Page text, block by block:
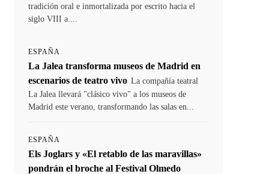
tradición oral e inmortalizada por escrito hacia el
siglo VIII a....
ESPAÑA
La Jalea transforma museos de Madrid en
escenarios de teatro vivo La compañía teatral
La Jalea llevará "clásico vivo" a los museos de
Madrid este verano, transformando las salas en...
ESPAÑA
Els Joglars y «El retablo de las maravillas»
pondrán el broche al Festival Olmedo